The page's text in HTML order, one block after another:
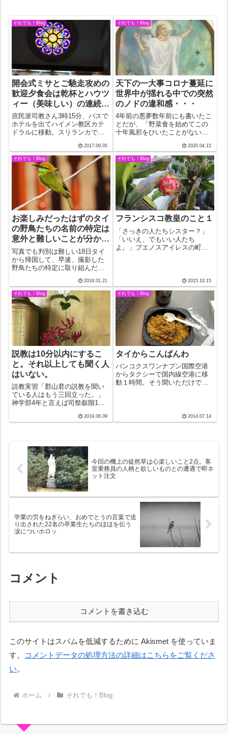
それでも！Blog
開会式ミサとご馳走攻めの
歓迎夕食会は乾杯とハウツ
ィー（美味しい）の連続の
2時間
庶民派司教さん3時15分、バスで
ホテルを出てハイメン教区カテ
ドラルに移動。スリランカでも
迎えを受けた。全員、真っ赤な
ネクタイにタイトスカート姿の
女性。前回訪問したアパートを
併設したような教会のイメージ
とは随分違う...
2017.09.05
それでも！Blog
天下の一大事コロナ蔓延に
世界中が揺れる中での突然
のノドの違和感・・・
4年前の悪夢数年前にも書いたこ
とだが、「野菜食を始めてこの
十年風邪をひいたことがない」
ーランドでのワールドユースデ
ー帰国直後、深夜、かつてない
ほどの強烈な咳に思わずベッド
から飛び起きた。目が回るほど
のひどさで壁に...
2020.04.15
それでも！Blog
お楽しみだったはずのタイ
の野鳥たちの名前の特定は
意外と難しいことが分かっ
てフーッ
写真でも判別は難しい18日タイ
から帰国して、早速、撮影した
野鳥たちの特定に取り組んだも
イの野鳥」と検索すると、先
ず、ウキペディアのページがト
ップに。欲しいのは、野鳥の写
真なのに、分類と名前がずらり
と出てくる、さら...
2018.01.21
それでも！Blog
フランシスコ教皇のこと１
「さっきの人たちシスター？」
「いいえ、でもいい人たち
よ。」ブエノスアイレスの町を
ジョージ・マリオ・ベルゴグリ
オが尋ねた時のことだ。それと
いうのも、彼女たちが...
2015.10.15
それでも！Blog
説教は10分以内にするこ
と。それ以上しても聞く人
はいない。
説教実習「郡山君の説教を聞い
ている人はもう三回立った。」
神学部4年と言えば司祭叙階1年
習が始まる。ボクの説教を聞い
座り直した。信...
2019.06.09
それでも！Blog
タイからこんばんわ
バンコクスワンナプン国際空港
からタクシーで国内線空港に移
動１時間。そう聞いただけで憂
ト神父さんの送迎がいつも前提
になっていたからだ。何度かメ
2014.07.14
今回の機上の徒然草は心楽しいこと2点。客
室乗務員の人柄と欲しいものとの遭遇で即ネ
ット注文
学業の労をねぎらい、おめでとうの言葉で送
り出された22名の卒業生たちのほほを伝う
涙についホロッ
コメント
コメントを書き込む
このサイトはスパムを低減するために Akismet を使っていま
す。
コメントデータの処理方法の詳細はこちらをご覧くださ
い。
ホーム それでも！Blog